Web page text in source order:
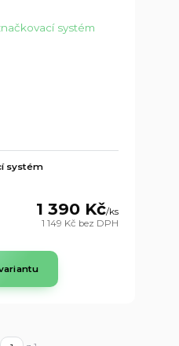
systém
1 390 Kč/ks
1 149 Kč bez DPH